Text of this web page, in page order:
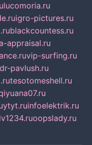
lucomoria.ru
igro-pictures.ru
blackcountess.ru
appraisal.ru
vip-surfing.ru
dr-pavlush.ru
tesotomeshell.ru
ytyt.ruinfoelektrik.ru
oopslady.ru